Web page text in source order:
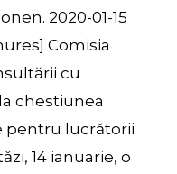
2020-01-15
Comisia
cu
chestiunea
pentru lucrătorii
14 ianuarie, o